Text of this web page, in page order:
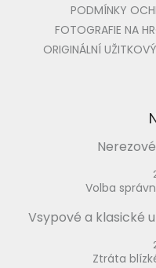
PODMÍNKY
FOTOGRAFIE NA
ORIGINÁLNÍ
Volba
Vsypové a klasické
Ztráta